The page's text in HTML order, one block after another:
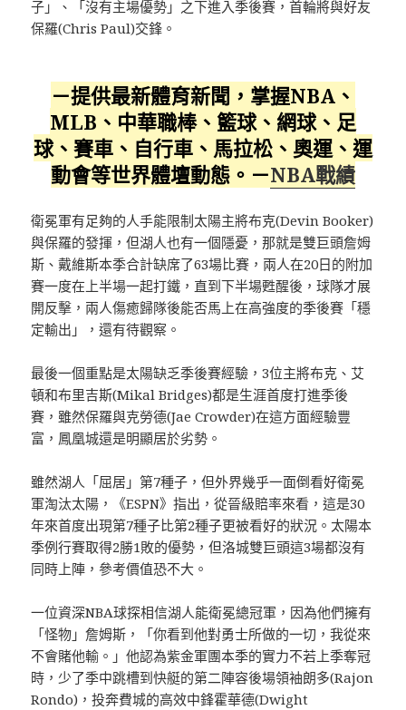
子」、「沒有主場優勢」之下進入季後賽，首輪將與好友
保羅(Chris Paul)交鋒。
－提供最新體育新聞，掌握NBA、
MLB、中華職棒、籃球、網球、足
球、賽車、自行車、馬拉松、奧運、運
動會等世界體壇動態。－NBA戰績
衛冕軍有足夠的人手能限制太陽主將布克(Devin Booker)
與保羅的發揮，但湖人也有一個隱憂，那就是雙巨頭詹姆
斯、戴維斯本季合計缺席了63場比賽，兩人在20日的附加
賽一度在上半場一起打鐵，直到下半場甦醒後，球隊才展
開反擊，兩人傷癒歸隊後能否馬上在高強度的季後賽「穩
定輸出」，還有待觀察。
最後一個重點是太陽缺乏季後賽經驗，3位主將布克、艾
頓和布里吉斯(Mikal Bridges)都是生涯首度打進季後
賽，雖然保羅與克勞德(Jae Crowder)在這方面經驗豐
富，鳳凰城還是明顯居於劣勢。
雖然湖人「屈居」第7種子，但外界幾乎一面倒看好衛冕
軍淘汰太陽，《ESPN》指出，從晉級賠率來看，這是30
年來首度出現第7種子比第2種子更被看好的狀況。太陽本
季例行賽取得2勝1敗的優勢，但洛城雙巨頭這3場都沒有
同時上陣，參考價值恐不大。
一位資深NBA球探相信湖人能衛冕總冠軍，因為他們擁有
「怪物」詹姆斯，「你看到他對勇士所做的一切，我從來
不會賭他輸。」他認為紫金軍團本季的實力不若上季奪冠
時，少了季中跳槽到快艇的第二陣容後場領袖朗多(Rajon
Rondo)，投奔費城的高效中鋒霍華德(Dwight